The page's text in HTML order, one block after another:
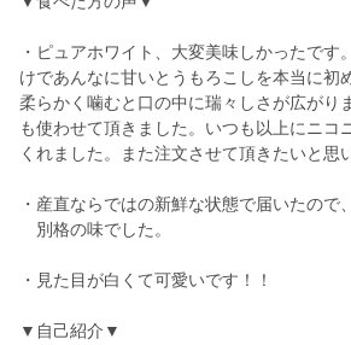
・ピュアホワイト、大変美味しかったです
けであんなに甘いとうもろこしを本当に初
柔らかく噛むと口の中に瑞々しさが広がり
も使わせて頂きました。いつも以上にニコ
くれました。また注文させて頂きたいと思
・産直ならではの新鮮な状態で届いたので
別格の味でした。
・見た目が白くて可愛いです！！
▼自己紹介▼